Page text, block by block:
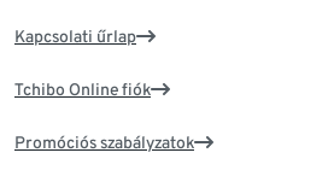
Kapcsolati űrlap
Tchibo Online fiók
Promóciós szabályzatok